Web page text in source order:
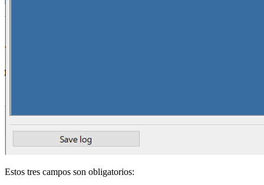
Estos tres campos son obligatorios: